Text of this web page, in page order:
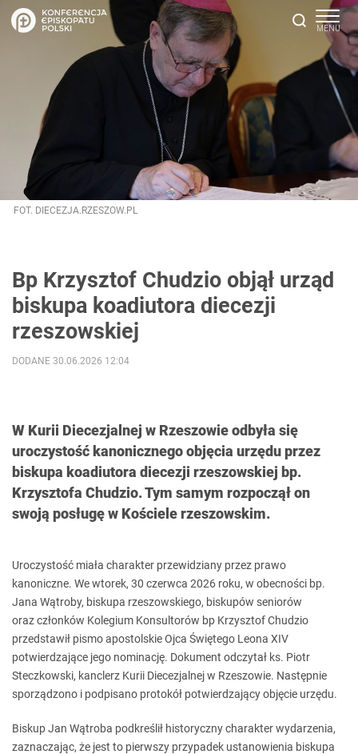
FOT. DIECEZJA.RZESZOW.PL
Bp Krzysztof Chudzio objął urząd
biskupa koadiutora diecezji
rzeszowskiej
W Kurii Diecezjalnej w Rzeszowie odbyła się
uroczystość kanonicznego objęcia urzędu przez
biskupa koadiutora diecezji rzeszowskiej bp.
Krzysztofa Chudzio. Tym samym rozpoczął on
swoją posługę w Kościele rzeszowskim.
DODANE 30.06.2026 12:04
Uroczystość miała charakter przewidziany przez prawo
kanoniczne. We wtorek, 30 czerwca 2026 roku, w obecności bp.
Jana Wątroby, biskupa rzeszowskiego, biskupów seniorów
oraz członków Kolegium Konsultorów bp Krzysztof Chudzio
przedstawił pismo apostolskie Ojca Świętego Leona XIV
potwierdzające jego nominację. Dokument odczytał ks. Piotr
Steczkowski, kanclerz Kurii Diecezjalnej w Rzeszowie. Następnie
sporządzono i podpisano protokół potwierdzający objęcie urzędu.
Biskup Jan Wątroba podkreślił historyczny charakter wydarzenia,
zaznaczając, że jest to pierwszy przypadek ustanowienia biskupa